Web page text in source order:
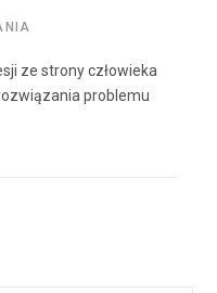
ze strony człowieka
problemu